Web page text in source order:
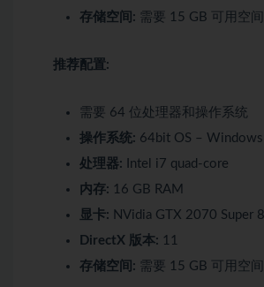
存储空间: 需要 15 GB 可用空间
推荐配置:
需要 64 位处理器和操作系统
操作系统: 64bit OS –
处理器: Intel i7 quad-core
内存: 16 GB RAM
显卡: NVidia GTX 2070 Super
DirectX 版本: 11
存储空间: 需要 15 GB 可用空间